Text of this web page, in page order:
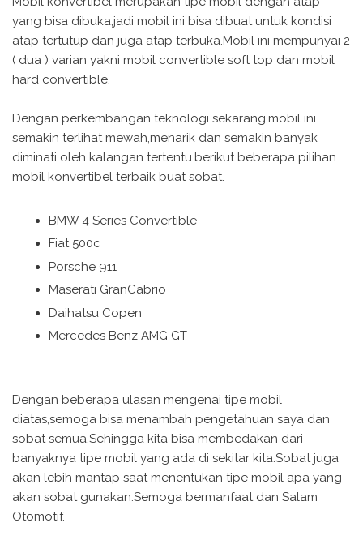
yang bisa dibuka,jadi mobil ini bisa dibuat untuk kondisi
atap tertutup dan juga atap terbuka.Mobil ini mempunyai 2
( dua ) varian yakni mobil convertible soft top dan mobil
hard convertible.
Dengan perkembangan teknologi sekarang,mobil ini
semakin terlihat mewah,menarik dan semakin banyak
diminati oleh kalangan tertentu.berikut beberapa pilihan
mobil konvertibel terbaik buat sobat.
BMW 4 Series Convertible
Fiat 500c
Porsche 911
Maserati GranCabrio
Daihatsu Copen
Mercedes Benz AMG GT
Dengan beberapa ulasan mengenai tipe mobil
diatas,semoga bisa menambah pengetahuan saya dan
sobat semua.Sehingga kita bisa membedakan dari
banyaknya tipe mobil yang ada di sekitar kita.Sobat juga
akan lebih mantap saat menentukan tipe mobil apa yang
akan sobat gunakan.Semoga bermanfaat dan Salam
Otomotif.